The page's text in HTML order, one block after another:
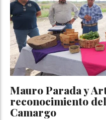
Mauro Parada y
reconocimiento
Camargo